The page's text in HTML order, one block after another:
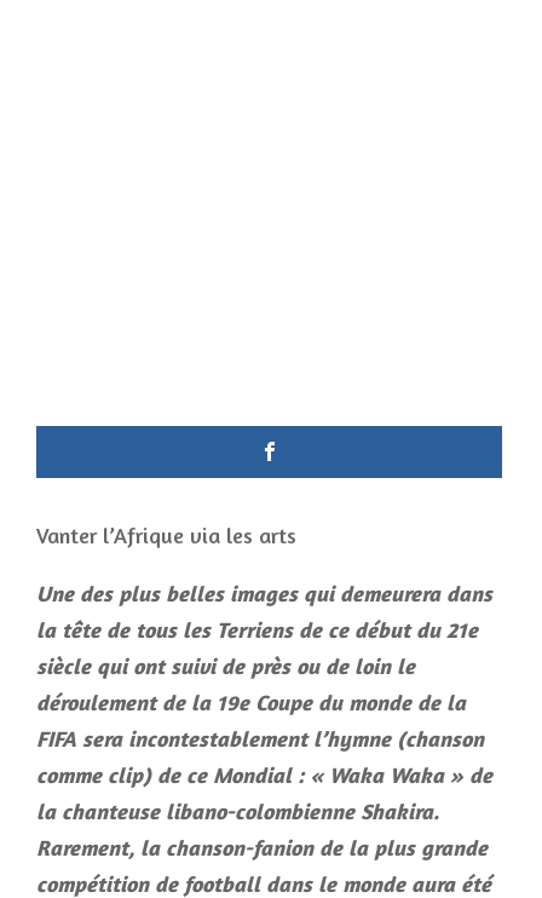
Vanter l’Afrique via les arts
Une des plus belles images qui demeurera dans
la tête de tous les Terriens de ce début du 21e
siècle qui ont suivi de près ou de loin le
déroulement de la 19e Coupe du monde de la
FIFA sera incontestablement l’hymne (chanson
comme clip) de ce Mondial : « Waka Waka » de
la chanteuse libano-colombienne Shakira.
Rarement, la chanson-fanion de la plus grande
compétition de football dans le monde aura été